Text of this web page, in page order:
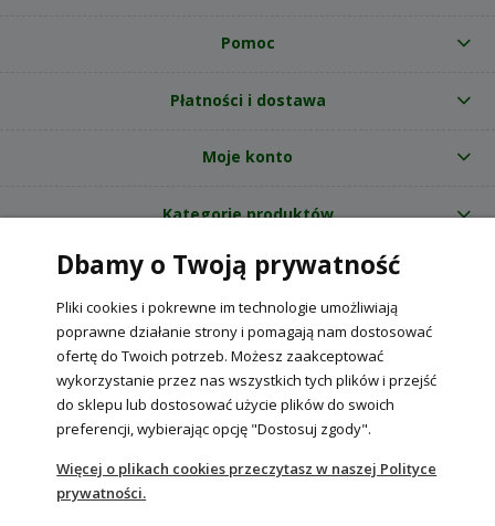
Pomoc
Płatności i dostawa
Moje konto
Kategorie produktów
O nas
Internetowy sklep ogrodniczy z nasionami RajOgrodnika.pl
NIP: 6090037061, REGON: 260240470 | Czarnca, ul. Tęczowa 31, 29-100
Włoszczowa
POKAŻ PEŁNĄ WERSJĘ STRONY
Sklep internetowy Shoper Premium
Dbamy o Twoją prywatność
Pliki cookies i pokrewne im technologie umożliwiają
poprawne działanie strony i pomagają nam dostosować
ofertę do Twoich potrzeb. Możesz zaakceptować
wykorzystanie przez nas wszystkich tych plików i przejść
do sklepu lub dostosować użycie plików do swoich
preferencji, wybierając opcję "Dostosuj zgody".
Więcej o plikach cookies przeczytasz w naszej Polityce
prywatności.